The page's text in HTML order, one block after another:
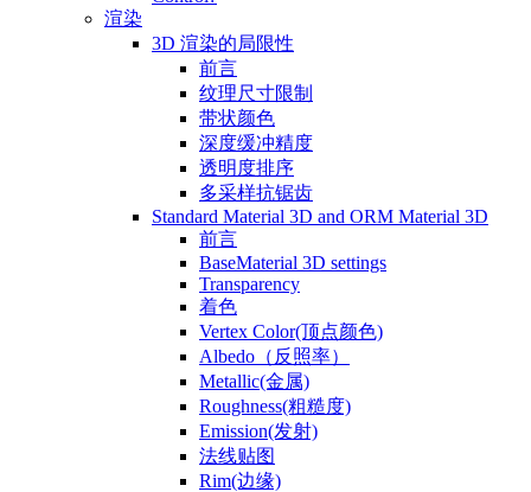
渲染
3D 渲染的局限性
前言
纹理尺寸限制
带状颜色
深度缓冲精度
透明度排序
多采样抗锯齿
Standard Material 3D and ORM Material 3D
前言
BaseMaterial 3D settings
Transparency
着色
Vertex Color(顶点颜色)
Albedo（反照率）
Metallic(金属)
Roughness(粗糙度)
Emission(发射)
法线贴图
Rim(边缘)